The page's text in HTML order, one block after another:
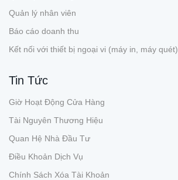
Quản lý nhân viên
Báo cáo doanh thu
Kết nối với thiết bị ngoại vi (máy in, máy quét)
Tin Tức
Giờ Hoạt Động Cửa Hàng
Tài Nguyên Thương Hiệu
Quan Hệ Nhà Đầu Tư
Điều Khoản Dịch Vụ
Chính Sách Xóa Tài Khoản